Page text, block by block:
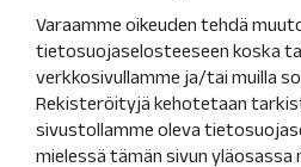
Varaamme oikeuden tehdä
tietosuojaselosteeseen koska
verkkosivullamme ja/tai muilla
Rekisteröityjä kehotetaan
sivustollamme oleva
mielessä tämän sivun yläosassa